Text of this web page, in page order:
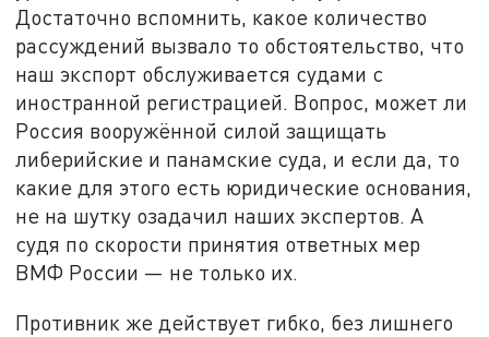
Достаточно вспомнить, какое количество
рассуждений вызвало то обстоятельство, что
наш экспорт обслуживается судами с
иностранной регистрацией. Вопрос, может ли
Россия вооружённой силой защищать
либерийские и панамские суда, и если да, то
какие для этого есть юридические основания,
не на шутку озадачил наших экспертов. А
судя по скорости принятия ответных мер
ВМФ России — не только их.
Противник же действует гибко, без лишнего